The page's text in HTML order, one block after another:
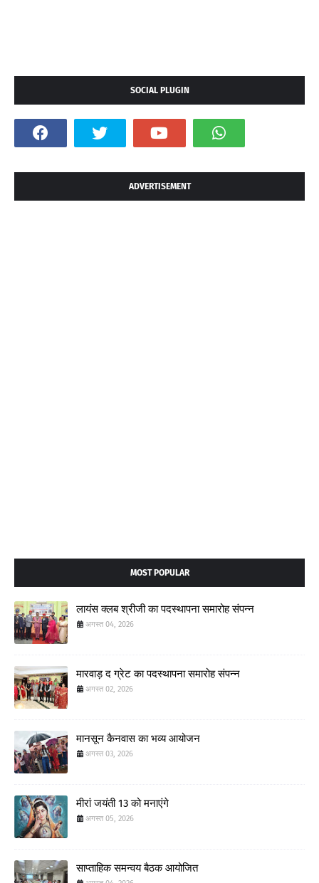
SOCIAL PLUGIN
ADVERTISEMENT
MOST POPULAR
लायंस क्लब श्रीजी का पदस्थापना समारोह संपन्न
अगस्त 04, 2026
मारवाड़ द ग्रेट का पदस्थापना समारोह संपन्न
अगस्त 02, 2026
मानसून कैनवास का भव्य आयोजन
अगस्त 03, 2026
मीरां जयंती 13 को मनाएंगे
अगस्त 05, 2026
साप्ताहिक समन्वय बैठक आयोजित